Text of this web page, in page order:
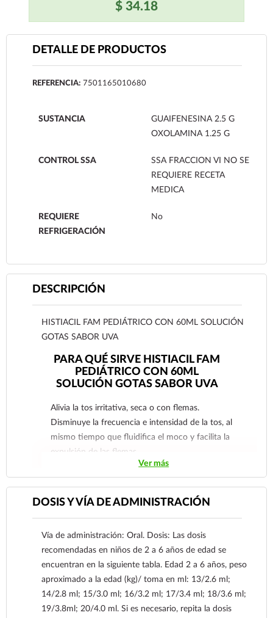
$ 34.18
DETALLE DE PRODUCTOS
REFERENCIA: 7501165010680
SUSTANCIA
GUAIFENESINA 2.5 G
OXOLAMINA 1.25 G
CONTROL SSA
SSA FRACCION VI NO SE
REQUIERE RECETA
MEDICA
REQUIERE
REFRIGERACIÓN
No
DESCRIPCIÓN
HISTIACIL FAM PEDIÁTRICO CON 60ML SOLUCIÓN
GOTAS SABOR UVA
PARA QUÉ SIRVE HISTIACIL FAM
PEDIÁTRICO CON 60ML
SOLUCIÓN GOTAS SABOR UVA
Alivia la tos irritativa, seca o con flemas.
Disminuye la frecuencia e intensidad de la tos, al
mismo tiempo que fluidifica el moco y facilita la
expulsión de las flemas.
Ver más
DOSIS Y VÍA DE ADMINISTRACIÓN
Vía de administración: Oral. Dosis: Las dosis
recomendadas en niños de 2 a 6 años de edad se
encuentran en la siguiente tabla. Edad 2 a 6 años, peso
aproximado a la edad (kg)/ toma en ml: 13/2.6 ml;
14/2.8 ml; 15/3.0 ml; 16/3.2 ml; 17/3.4 ml; 18/3.6 ml;
19/3.8ml; 20/4.0 ml. Si es necesario, repita la dosis